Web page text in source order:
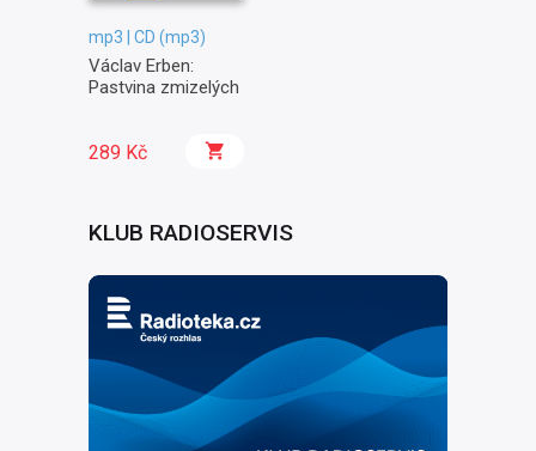
mp3 | CD (mp3)
Václav Erben:
Pastvina zmizelých
289 Kč
KLUB RADIOSERVIS